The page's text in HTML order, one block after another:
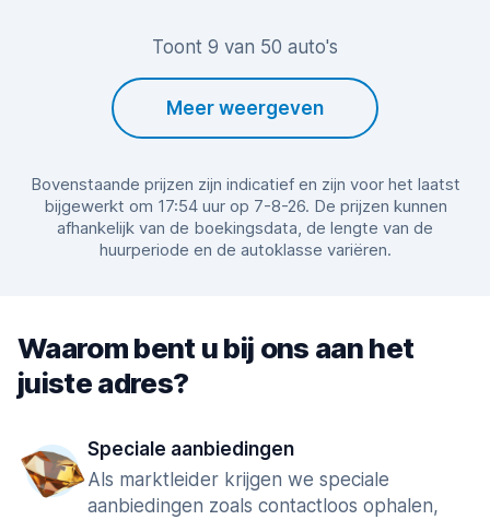
Toont 9 van 50 auto's
Meer weergeven
Bovenstaande prijzen zijn indicatief en zijn voor het laatst
bijgewerkt om 17:54 uur op 7-8-26. De prijzen kunnen
afhankelijk van de boekingsdata, de lengte van de
huurperiode en de autoklasse variëren.
Waarom bent u bij ons aan het
juiste adres?
Speciale aanbiedingen
Als marktleider krijgen we speciale
aanbiedingen zoals contactloos ophalen,